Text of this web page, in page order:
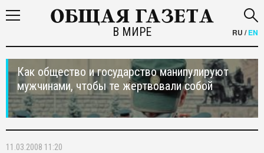
В МИРЕ RU /EN
Как общество и государство манипулируют
мужчинами, чтобы те жертвовали собой
11.03.2008 11:20